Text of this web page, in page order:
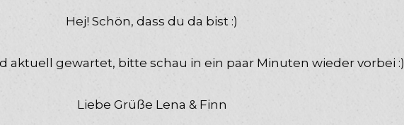
Hej! Schön, dass du da bist :)
aktuell gewartet, bitte schau in ein paar Minuten wieder vorbei :)
Liebe Grüße Lena & Finn